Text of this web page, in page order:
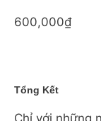
600,000₫
Tổng Kết